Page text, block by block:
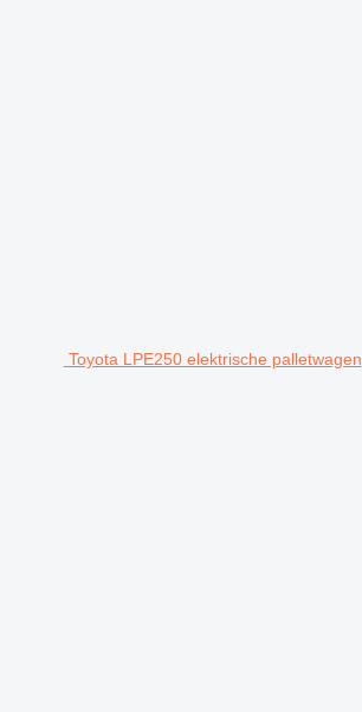
Toyota LPE250 elektrische palletwagen